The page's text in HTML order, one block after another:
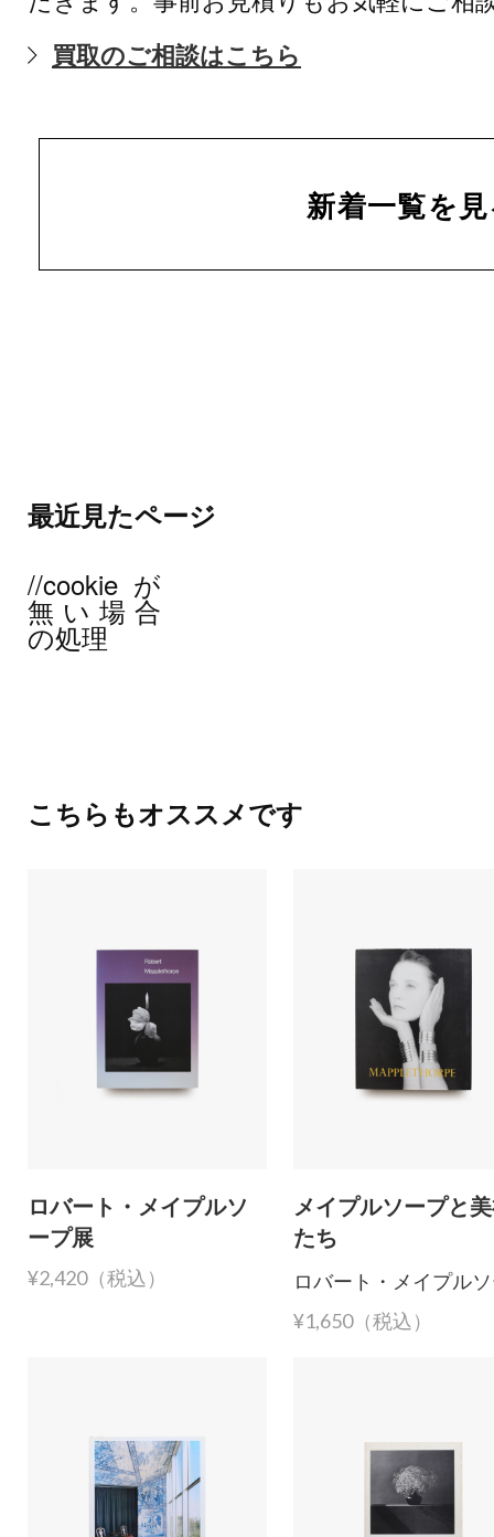
買取のご相談はこちら
新着一覧を
最近見たページ
//cookieが
無い場合
の処理
こちらもオススメです
ロバート・メイプルソ
ープ展
¥2,420（税込）
メイプルソープと
たち
ロバート・メイプル
¥1,650（税込）